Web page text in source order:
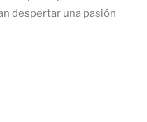
despertar una pasión